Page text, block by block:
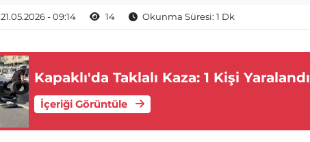
21.05.2026 - 09:14 14 Okunma Süresi: 1 Dk
Kapaklı'da Taklalı Kaza: 1 Kişi Yaralandı
İçeriği Görüntüle